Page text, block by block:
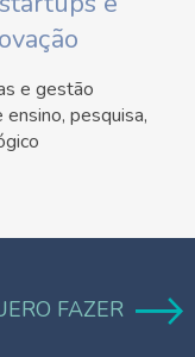
e gestão
pesquisa,
FAZER